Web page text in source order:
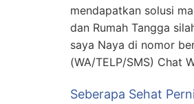
mendapatkan solusi
dan Rumah Tangga
saya Naya di nomor
(WA/TELP/SMS) Chat
Seberapa Sehat